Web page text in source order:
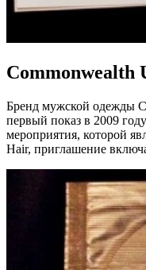
Commonwealth
Бренд мужской одежды
первый показ в 2009
мероприятия, которой
Hair, приглашение